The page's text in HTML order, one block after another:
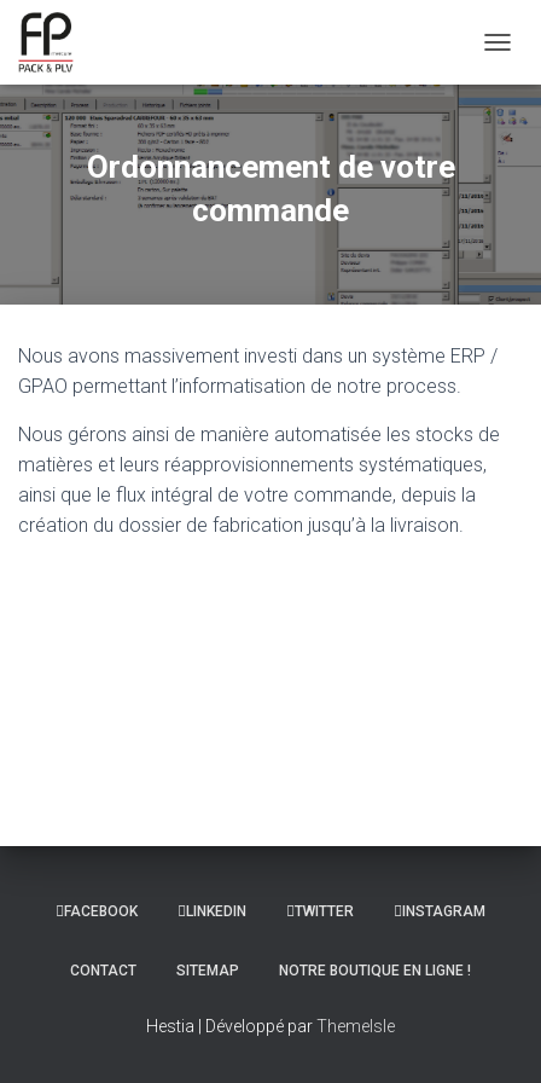
Ordonnancement de votre
commande
Nous avons massivement investi dans un système ERP /
GPAO permettant l’informatisation de notre process.
Nous gérons ainsi de manière automatisée les stocks de
matières et leurs réapprovisionnements systématiques,
ainsi que le flux intégral de votre commande, depuis la
création du dossier de fabrication jusqu’à la livraison.
FACEBOOK LINKEDIN TWITTER INSTAGRAM
CONTACT SITEMAP NOTRE BOUTIQUE EN LIGNE !
Hestia | Développé parThemeIsle